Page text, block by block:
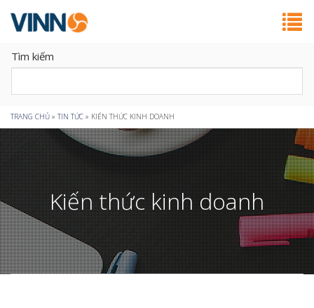
Tìm kiếm
Bạn
đang
ở
đây
TRANG CHỦ » TIN TỨC » KIẾN THỨC KINH DOANH
Kiến thức kinh doanh